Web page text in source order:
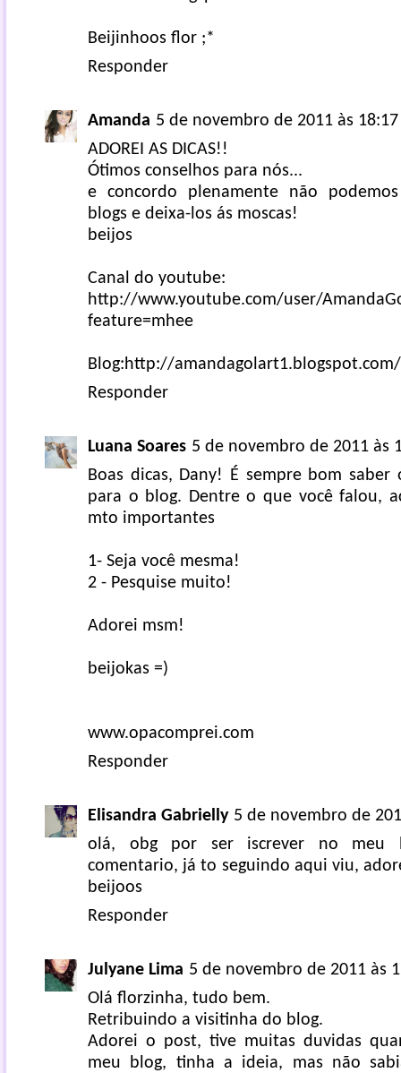
Beijinhoos flor ;*
Responder
Amanda 5 de novembro de 2011 às 18:17
ADOREI AS DICAS!!
Ótimos conselhos para nós...
e concordo plenamente não
blogs e deixa-los ás moscas!
beijos
Canal do youtube:
http://www.youtube.com/user/
feature=mhee
Blog:http://amandagolart1.blogspot.com/
Responder
Luana Soares 5 de novembro de 2011 às
Boas dicas, Dany! É sempre bom
para o blog. Dentre o que você falou,
mto importantes
1- Seja você mesma!
2 - Pesquise muito!
Adorei msm!
beijokas =)
www.opacomprei.com
Responder
Elisandra Gabrielly 5 de novembro de
olá, obg por ser iscrever no meu
comentario, já to seguindo aqui viu,
beijoos
Responder
Julyane Lima 5 de novembro de 2011 às
Olá florzinha, tudo bem.
Retribuindo a visitinha do blog.
Adorei o post, tive muitas duvidas
meu blog, tinha a ideia, mas não